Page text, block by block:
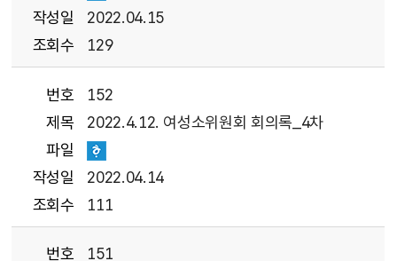
작성일
2022.04.15
조회수
129
번호
152
제목
2022.4.12. 여성소위원회 회의록_4차
파일
작성일
2022.04.14
조회수
111
번호
151